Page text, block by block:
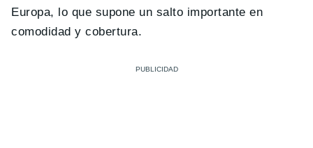
Europa, lo que supone un salto importante en
comodidad y cobertura.